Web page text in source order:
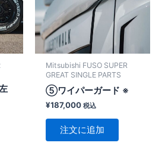
Mitsubishi FUSO SUPER
GREAT SINGLE PARTS
⑤ワイパーガード ※
¥187,000 税込
注文に追加